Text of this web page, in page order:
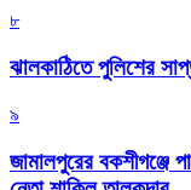
৮
‎ঝালকাঠিতে পুলিশের
৯
জামালপুরের বকশীগঞ্জে